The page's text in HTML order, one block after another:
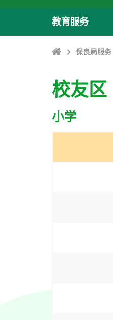
教育服务
Home保良局服务
校友区
小学